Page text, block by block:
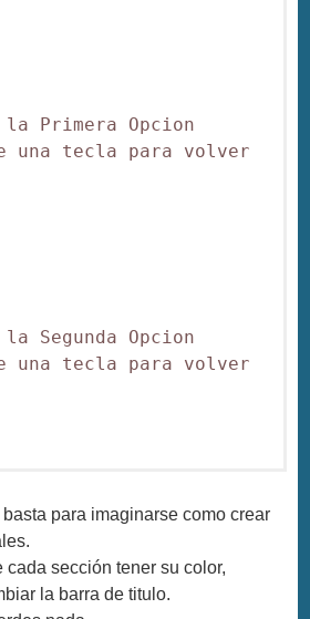
la Primera Opcion
una tecla para volver
Segunda Opcion
una tecla para volver
para imaginarse como crear
sección tener su color,
la barra de titulo.